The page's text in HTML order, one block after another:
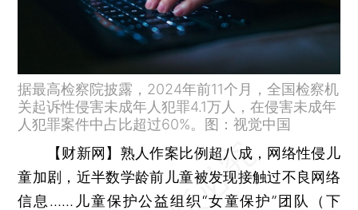
据最高检察院披露，2024年前11个月，全国检察机
关起诉性侵害未成年人犯罪4.1万人，在侵害未成年
人犯罪案件中占比超过60%。图：视觉中国
【财新网】 熟人作案比例超八成，网络性侵儿
童加剧，近半数学龄前儿童被发现接触过不良网络
信息……儿童保护公益组织“女童保护”团队（下